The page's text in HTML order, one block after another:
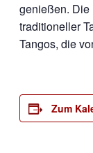
genießen. Die
traditioneller
Tangos, die
Zum